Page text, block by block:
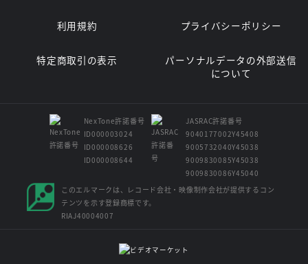
利用規約 プライバシーポリシー
特定商取引の表示
パーソナルデータの外部送信
について
NexTone許諾番号
ID000003024
ID000008626
ID000008644
JASRAC許諾番号
9040177002Y45408
9005732040Y45038
9009830085Y45038
9009830086Y45040
このエルマークは、レコード会社・映像制作会社が提供するコン
テンツを示す登録商標です。
RIAJ40004007